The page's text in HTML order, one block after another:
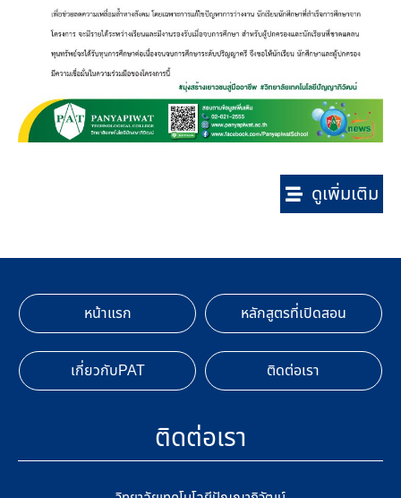
ดูเพิ่มเติม
หน้าแรก หลักสูตรที่เปิดสอน
เกี่ยวกับPAT ติดต่อเรา
ติดต่อเรา